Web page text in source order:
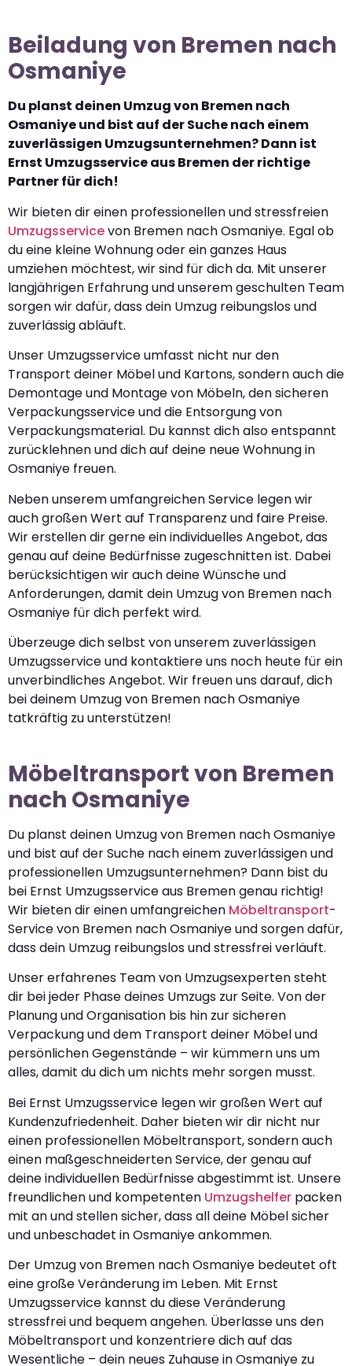
Beiladung von Bremen nach
Osmaniye
Du planst deinen Umzug von Bremen nach
Osmaniye und bist auf der Suche nach einem
zuverlässigen Umzugsunternehmen? Dann ist
Ernst Umzugsservice aus Bremen der richtige
Partner für dich!
Wir bieten dir einen professionellen und stressfreien
Umzugsservicevon Bremen nach Osmaniye. Egal ob
du eine kleine Wohnung oder ein ganzes Haus
umziehen möchtest, wir sind für dich da. Mit unserer
langjährigen Erfahrung und unserem geschulten Team
sorgen wir dafür, dass dein Umzug reibungslos und
zuverlässig abläuft.
Unser Umzugsservice umfasst nicht nur den
Transport deiner Möbel und Kartons, sondern auch die
Demontage und Montage von Möbeln, den sicheren
Verpackungsservice und die Entsorgung von
Verpackungsmaterial. Du kannst dich also entspannt
zurücklehnen und dich auf deine neue Wohnung in
Osmaniye freuen.
Neben unserem umfangreichen Service legen wir
auch großen Wert auf Transparenz und faire Preise.
Wir erstellen dir gerne ein individuelles Angebot, das
genau auf deine Bedürfnisse zugeschnitten ist. Dabei
berücksichtigen wir auch deine Wünsche und
Anforderungen, damit dein Umzug von Bremen nach
Osmaniye für dich perfekt wird.
Überzeuge dich selbst von unserem zuverlässigen
Umzugsservice und kontaktiere uns noch heute für ein
unverbindliches Angebot. Wir freuen uns darauf, dich
bei deinem Umzug von Bremen nach Osmaniye
tatkräftig zu unterstützen!
Möbeltransport von Bremen
nach Osmaniye
Du planst deinen Umzug von Bremen nach Osmaniye
und bist auf der Suche nach einem zuverlässigen und
professionellen Umzugsunternehmen? Dann bist du
bei Ernst Umzugsservice aus Bremen genau richtig!
Wir bieten dir einen umfangreichen Möbeltransport-
Service von Bremen nach Osmaniye und sorgen dafür,
dass dein Umzug reibungslos und stressfrei verläuft.
Unser erfahrenes Team von Umzugsexperten steht
dir bei jeder Phase deines Umzugs zur Seite. Von der
Planung und Organisation bis hin zur sicheren
Verpackung und dem Transport deiner Möbel und
persönlichen Gegenstände – wir kümmern uns um
alles, damit du dich um nichts mehr sorgen musst.
Bei Ernst Umzugsservice legen wir großen Wert auf
Kundenzufriedenheit. Daher bieten wir dir nicht nur
einen professionellen Möbeltransport, sondern auch
einen maßgeschneiderten Service, der genau auf
deine individuellen Bedürfnisse abgestimmt ist. Unsere
freundlichen und kompetenten Umzugshelfer packen
mit an und stellen sicher, dass all deine Möbel sicher
und unbeschadet in Osmaniye ankommen.
Der Umzug von Bremen nach Osmaniye bedeutet oft
eine große Veränderung im Leben. Mit Ernst
Umzugsservice kannst du diese Veränderung
stressfrei und bequem angehen. Überlasse uns den
Möbeltransport und konzentriere dich auf das
Wesentliche – dein neues Zuhause in Osmaniye zu